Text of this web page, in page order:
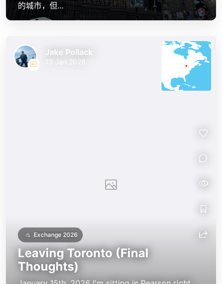
的城市，但...
Exchange 2026
Leaving Toronto (Final
Thoughts)
Jake Pollack
13 Jan 2026